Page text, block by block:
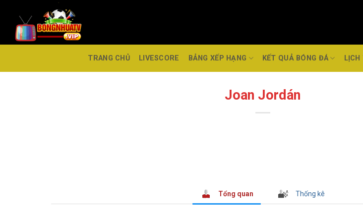
TRANG CHỦ LIVESCORE BẢNG XẾP HẠNG KẾT QUẢ BÓNG ĐÁ
Joan Jordán
Tổng quan Thống kê